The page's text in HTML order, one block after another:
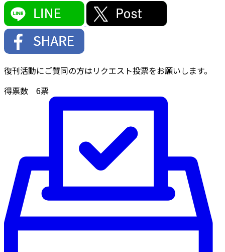
復刊活動にご賛同の方はリクエスト投票をお願いします。
得票数 6票